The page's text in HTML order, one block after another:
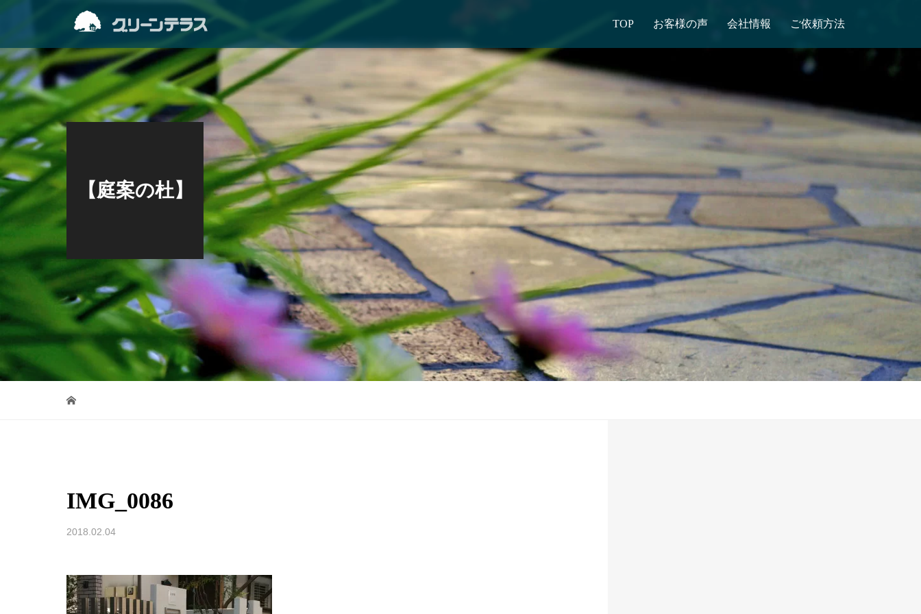
TOP お客様の声 会社情報 ご依頼方法
【庭案の杜】
IMG_0086
2018.02.04